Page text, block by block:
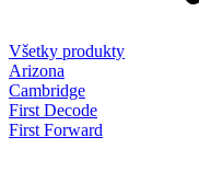
Všetky produkty
Arizona
Cambridge
First Decode
First Forward